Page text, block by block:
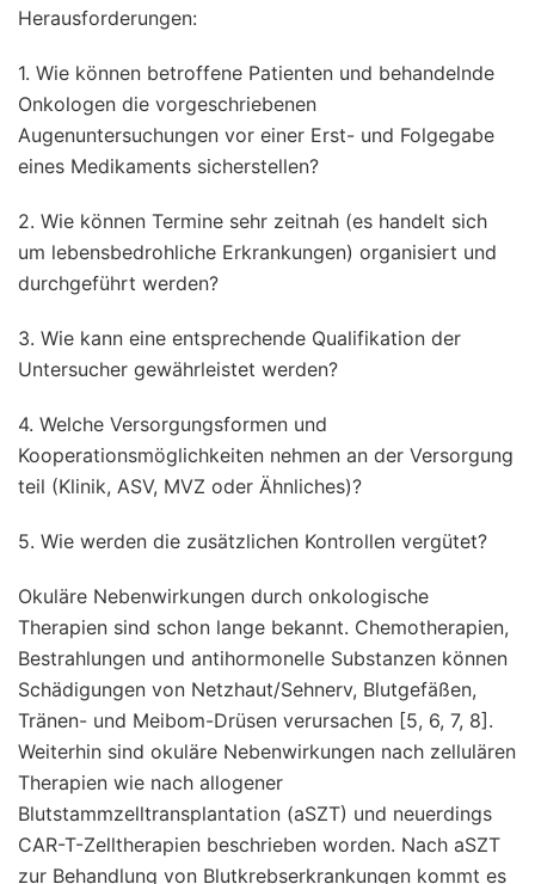
Herausforderungen:
1. Wie können betroffene Patienten und behandelnde
Onkologen die vorgeschriebenen
Augenuntersuchungen vor einer Erst- und Folgegabe
eines Medikaments sicherstellen?
2. Wie können Termine sehr zeitnah (es handelt sich
um lebensbedrohliche Erkrankungen) organisiert und
durchgeführt werden?
3. Wie kann eine entsprechende Qualifikation der
Untersucher gewährleistet werden?
4. Welche Versorgungsformen und
Kooperationsmöglichkeiten nehmen an der Versorgung
teil (Klinik, ASV, MVZ oder Ähnliches)?
5. Wie werden die zusätzlichen Kontrollen vergütet?
Okuläre Nebenwirkungen durch onkologische
Therapien sind schon lange bekannt. Chemotherapien,
Bestrahlungen und antihormonelle Substanzen können
Schädigungen von Netzhaut/Sehnerv, Blutgefäßen,
Tränen- und Meibom-Drüsen verursachen [5, 6, 7, 8].
Weiterhin sind okuläre Nebenwirkungen nach zellulären
Therapien wie nach allogener
Blutstammzelltransplantation (aSZT) und neuerdings
CAR-T-Zelltherapien beschrieben worden. Nach aSZT
zur Behandlung von Blutkrebserkrankungen kommt es